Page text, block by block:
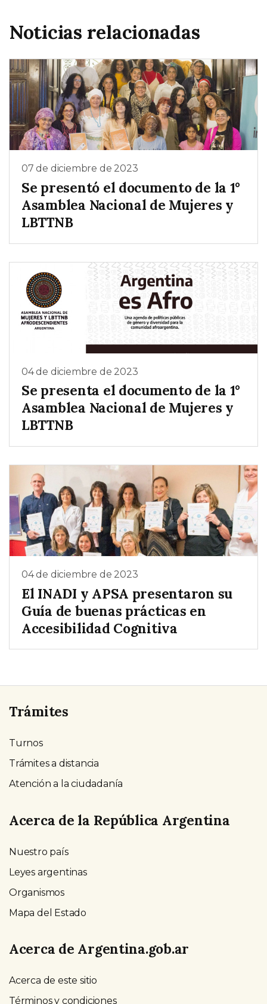
Noticias relacionadas
07 de diciembre de 2023
Se presentó el documento de la 1°
Asamblea Nacional de Mujeres y
LBTTNB
04 de diciembre de 2023
Se presenta el documento de la 1°
Asamblea Nacional de Mujeres y
LBTTNB
04 de diciembre de 2023
El INADI y APSA presentaron su
Guía de buenas prácticas en
Accesibilidad Cognitiva
Trámites
Turnos
Trámites a distancia
Atención a la ciudadanía
Acerca de la República Argentina
Nuestro país
Leyes argentinas
Organismos
Mapa del Estado
Acerca de Argentina.gob.ar
Acerca de este sitio
Términos y condiciones